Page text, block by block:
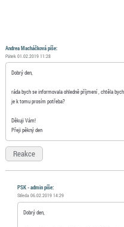
Andrea Macháčková píše:
Pátek 01.02.2019 11:28
Dobrý den,
ráda bych se informovala ohledně příjmení , chtěla
je k tomu prosím potřeba?
Děkuji Vám!
Přeji pěkný den
Reakce
PSK - admin píše:
Středa 06.02.2019 14:29
Dobrý den,